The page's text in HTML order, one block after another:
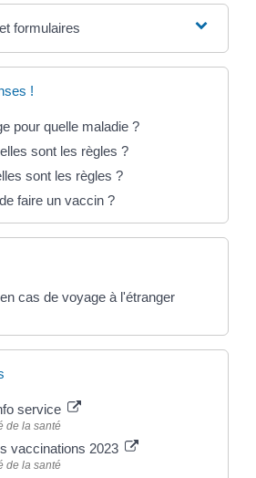
formulaires
!
pour quelle maladie ?
sont les règles ?
sont les règles ?
faire un vaccin ?
cas de voyage à l'étranger
service
de la santé
vaccinations 2023
de la santé